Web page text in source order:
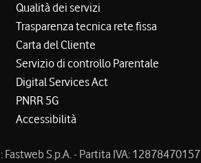
Qualità dei servizi
Trasparenza tecnica rete fissa
Carta del Cliente
Servizio di controllo Parentale
Digital Services Act
PNRR 5G
Accessibilità
S.p.A. - Partita IVA: 12878470157